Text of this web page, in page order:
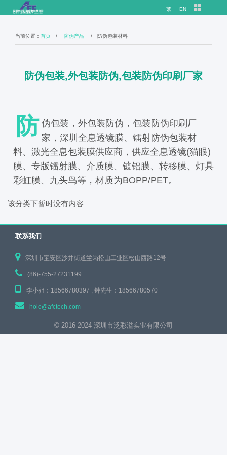
繁 EN
当前位置： 首页 / 防伪产品 / 防伪包装材料
防伪包装,外包装防伪,包装防伪印刷厂家
防 伪包装，外包装防伪，包装防伪印刷厂
家，深圳全息透镜膜、镭射防伪包装材
料、激光全息包装膜供应商，供应全息透镜(猫眼)
膜、专版镭射膜、介质膜、镀铝膜、转移膜、灯具
彩虹膜、九头鸟等，材质为BOPP/PET。
该分类下暂时没有内容
联系我们
深圳市宝安区沙井街道坣岗松山工业区松山西路12号
(86)-755-27231199
李小姐：18566780397 , 钟先生：18566780570
holo@afctech.com
© 2016-2024 深圳市泛彩溢实业有限公司